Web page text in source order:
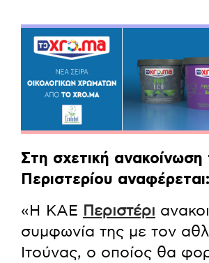
Στη σχετική ανακοίνωση
Περιστερίου αναφέρεται:
«Η ΚΑΕ Περιστέρι
συμφωνία της με τον
Ιτούνας, ο οποίος θα